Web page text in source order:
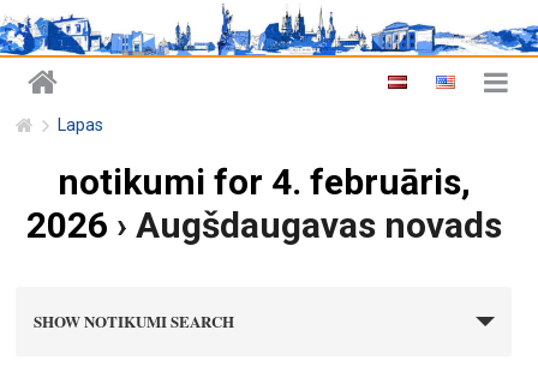
Lapas
notikumi for 4. februāris,
2026 › Augšdaugavas novads
SHOW NOTIKUMI SEARCH